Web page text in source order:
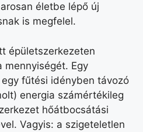
életbe lépő új
is megfelel.
épületszerkezeten
mennyiségét. Egy
fűtési idényben távozó
energia számértékileg
hőátbocsátási
Vagyis: a szigeteletlen